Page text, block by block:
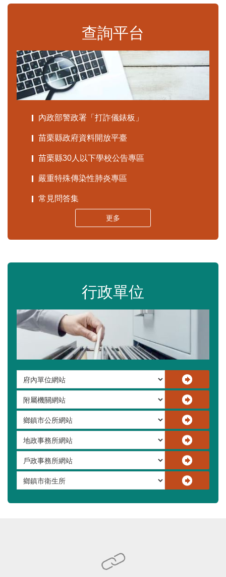
查詢平台
內政部警政署「打詐儀錶板」
苗栗縣政府資料開放平臺
苗栗縣30人以下學校公告專區
嚴重特殊傳染性肺炎專區
常見問答集
更多
行政單位